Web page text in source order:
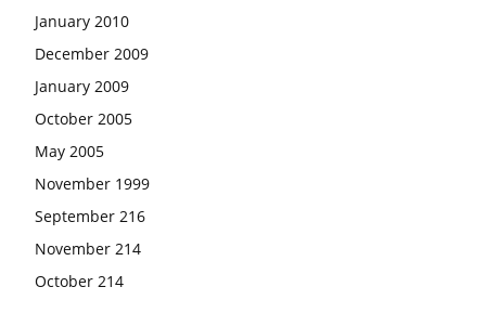
January 2010
December 2009
January 2009
October 2005
May 2005
November 1999
September 216
November 214
October 214